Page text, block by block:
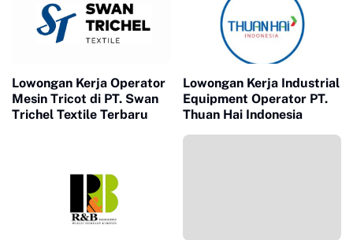
Lowongan Kerja Operator
Mesin Tricot di PT. Swan
Trichel Textile Terbaru
Lowongan Kerja Industrial
Equipment Operator PT.
Thuan Hai Indonesia